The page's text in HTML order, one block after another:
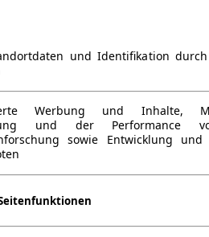
und Identifikation
Werbung und Inhalte,
und der Performance
sowie Entwicklung und
Benzin 300 PS (221 kW)6.900
/ Sportwagen4 Türen
g